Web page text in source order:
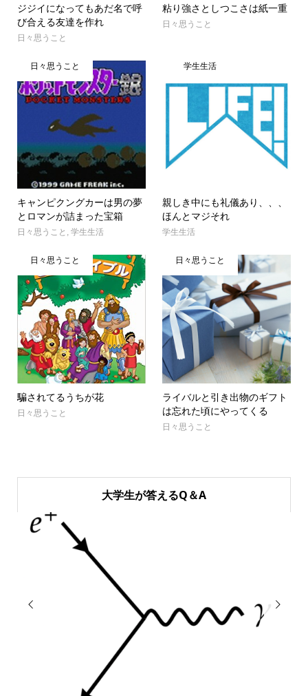
ジジイになってもあだ名で呼
び合える友達を作れ
日々思うこと
粘り強さとしつこさは紙一重
日々思うこと
日々思うこと
キャンピクングカーは男の夢
とロマンが詰まった宝箱
日々思うこと , 学生生活
学生生活
親しき中にも礼儀あり、、、
ほんとマジそれ
学生生活
日々思うこと
騙されてるうちが花
日々思うこと
日々思うこと
ライバルと引き出物のギフト
は忘れた頃にやってくる
日々思うこと
大学生が答えるQ＆A
 